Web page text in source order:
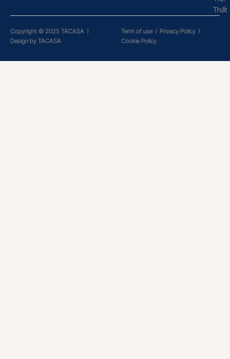
Thất
Copyright © 2025 TACASA l
Design by TACASA
Term of use l Privacy Policy l
Cookie Policy